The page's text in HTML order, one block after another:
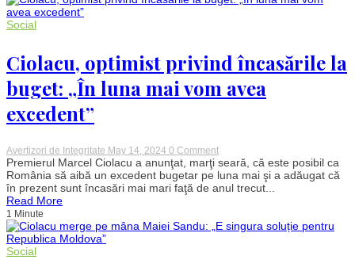
luminoasă
Social
Ciolacu, optimist privind încasările la
buget: „În luna mai vom avea
excedent”
Avertizori de Integritate May 14, 2024 0 Commenton
Ciolacu,
optimist
privind
încasările
„În
Premierul Marcel Ciolacu a anunţat, marţi seară, că este posibil ca
România să aibă un excedent bugetar pe luna mai şi a adăugat că
în prezent sunt încasări mai mari faţă de anul trecut...
Read More
1 Minute
Social